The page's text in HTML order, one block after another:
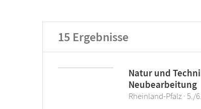
15 Ergebnisse
Natur und
Neubearbeitung
Rheinland-Pfalz ·